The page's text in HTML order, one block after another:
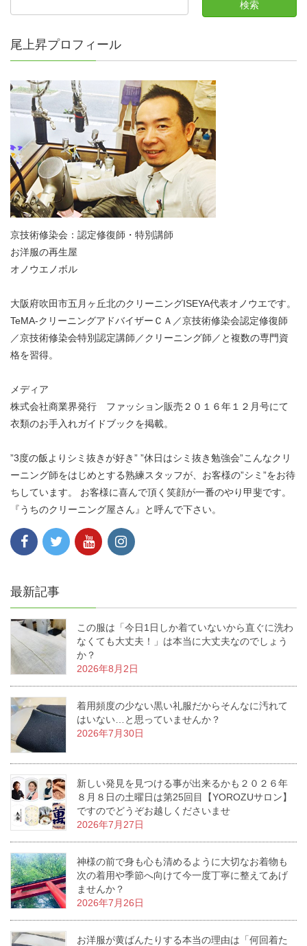
尾上昇プロフィール
京技術修染会：認定修復師・特別講師
お洋服の再生屋
オノウエノボル
大阪府吹田市五月ヶ丘北のクリーニングISEYA代表オノウエです。
TeMA-クリーニングアドバイザーＣＡ／京技術修染会認定修復師
／京技術修染会特別認定講師／クリーニング師／と複数の専門資
格を習得。
メディア
株式会社商業界発行 ファッション販売２０１６年１２月号にて
衣類のお手入れガイドブックを掲載。
”3度の飯よりシミ抜きが好き” ”休日はシミ抜き勉強会”こんなクリ
ーニング師をはじめとする熟練スタッフが、お客様の”シミ”をお待
ちしています。 お客様に喜んで頂く笑顔が一番のやり甲斐です。
『うちのクリーニング屋さん』と呼んで下さい。
最新記事
この服は「今日1日しか着ていないから直ぐに洗わ
なくても大丈夫！」は本当に大丈夫なのでしょう
か？
2026年8月2日
着用頻度の少ない黒い礼服だからそんなに汚れて
はいない…と思っていませんか？
2026年7月30日
新しい発見を見つける事が出来るかも２０２６年
８月８日の土曜日は第25回目【YOROZUサロン】
ですのでどうぞお越しくださいませ
2026年7月27日
神様の前で身も心も清めるように大切なお着物も
次の着用や季節へ向けて今一度丁寧に整えてあげ
ませんか？
2026年7月26日
お洋服が黄ばんたりする本当の理由は「何回着た